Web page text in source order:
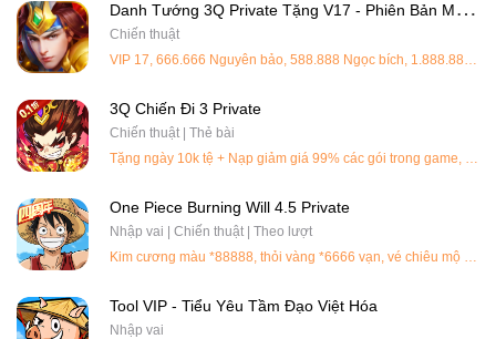
D
Anh Tướng 3Q Private Tặng V17 - Phiên Bản Mới Nhất - Việt Hoá
Chiến thuật
3Q Chiến Đi 3 Private
Chiến thuật | Thẻ bài
One Piece Burning Will 4.5 Private
Nhập vai | Chiến thuật | Theo lượt
Tool VIP - Tiểu Yêu Tầm Đạo Việt Hóa
Nhập vai